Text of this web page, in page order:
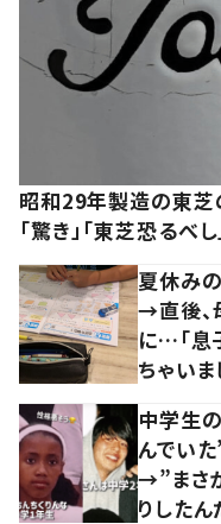
昭和29年製造の東
「驚き」「東芝恐るべし
夏休み
→直後、
に…「息
ちゃい
中学生
んでい
→”まさ
りしたん